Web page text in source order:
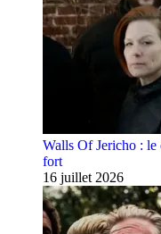
Walls Of Jericho : le
fort
16 juillet 2026